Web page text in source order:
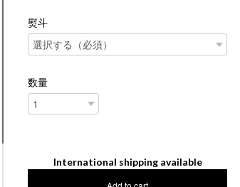
熨斗
数量
International shipping available